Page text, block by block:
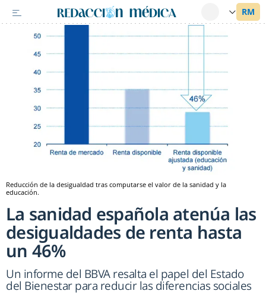
Reducción de la desigualdad tras computarse el valor de la sanidad y la
educación.
La sanidad española atenúa las
desigualdades de renta hasta
un 46%
Un informe del BBVA resalta el papel del Estado
del Bienestar para reducir las diferencias sociales